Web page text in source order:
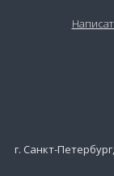
г. Санкт-